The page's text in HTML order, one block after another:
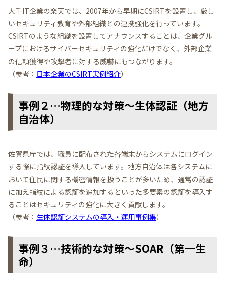
大手IT企業の楽天では、2007年から早期にCSIRTを設置し、厳し
いセキュリティ教育や外部組織との連携強化を行っています。
CSIRTのような組織を設置してアナウンスすることは、企業グル
ープにおけるサイバーセキュリティの強化だけでなく、外部企業
の信頼獲得や攻撃者に対する威嚇にもつながります。
（参考： 日本企業のCSIRT実例紹介）
事例２…物理的な対策～生体認証（地方
自治体）
佐賀県庁では、職員に配布された各端末からシステムにログイン
する際に指紋認証を導入しています。地方自治体は各システムに
おいて住民に関する機密情報を扱うことが多いため、通常の認証
に加え指紋による認証を追加するといった多要素の認証を導入す
ることはセキュリティの強化に大きく貢献します。
（参考： 生体認証システムの導入・運用事例集）
事例３…技術的な対策～SOAR（第一生
命）